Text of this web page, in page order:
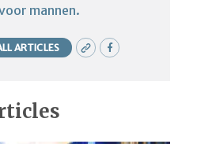
mannen.
ARTICLES